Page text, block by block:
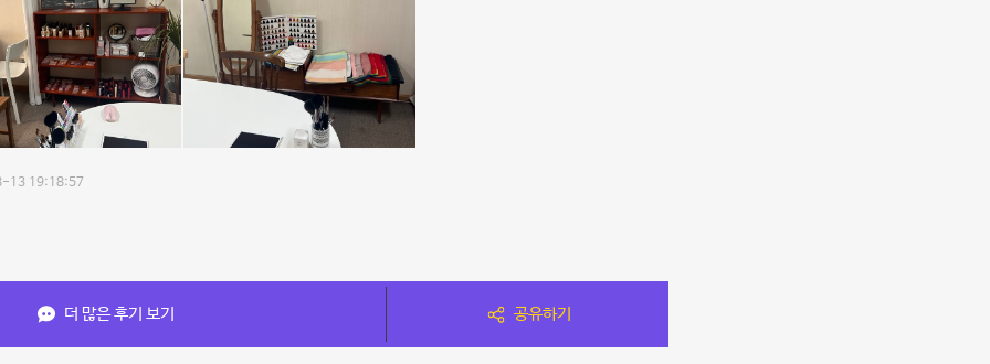
13 19:18:57
더 많은 후기 보기 공유하기